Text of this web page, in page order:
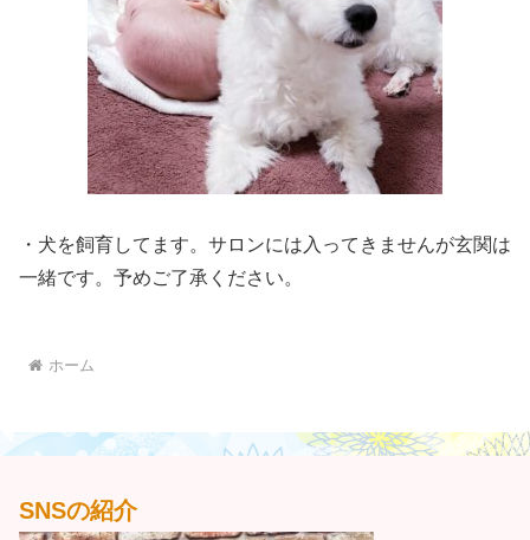
・犬を飼育してます。サロンには入ってきませんが玄関は
一緒です。予めご了承ください。
ホーム
SNSの紹介